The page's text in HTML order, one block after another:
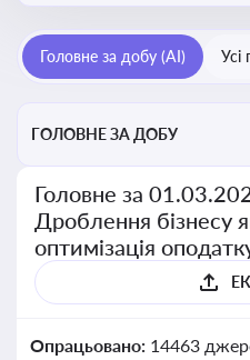
Головне за добу (AI) Усі
ГОЛОВНЕ ЗА ДОБУ
Головне за
Дроблення бізнесу
оптимізація
Опрацьовано: 14463